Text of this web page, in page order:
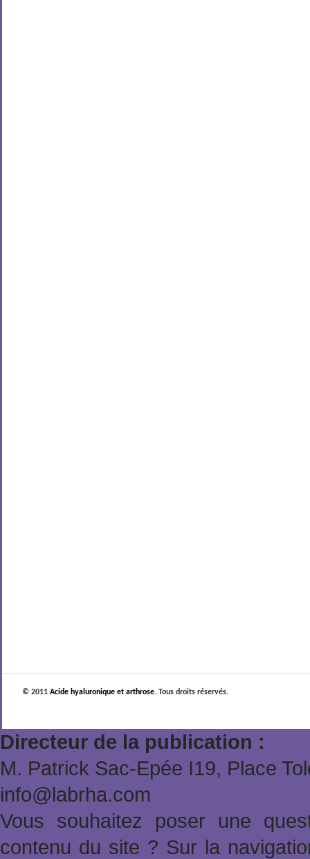
© 2011Acide hyaluronique et arthrose. Tous droits réservés.
Directeur de la publication :
M. Patrick Sac-Epée Ι19, Place
info@labrha.com
Vous souhaitez poser une
contenu du site ? Sur la